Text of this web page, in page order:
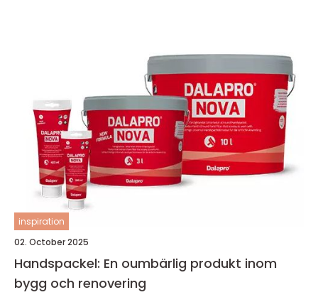
inspiration
02. October 2025
Handspackel: En oumbärlig produkt inom
bygg och renovering